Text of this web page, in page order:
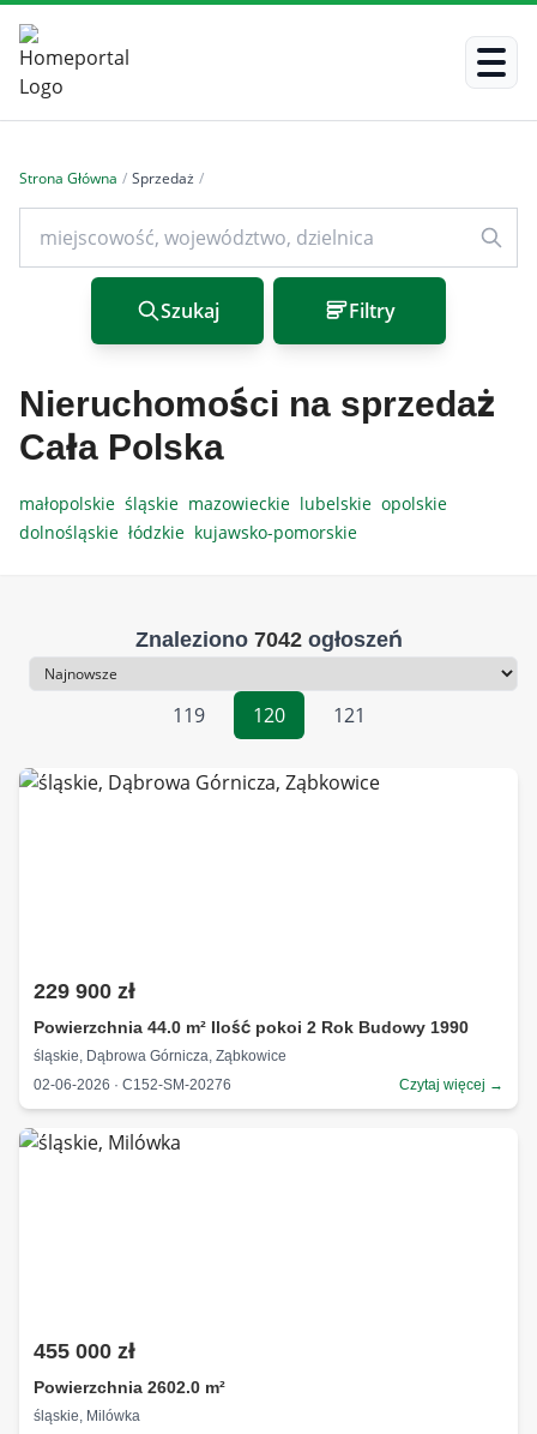
Strona Główna / Sprzedaż /
Szukaj Filtry
Nieruchomości na sprzedaż
Cała Polska
małopolskie śląskie mazowieckie lubelskie opolskie
dolnośląskie łódzkie kujawsko-pomorskie
Znaleziono 7042ogłoszeń
Sortowanie
119
120 121
229 900 zł
Powierzchnia 44.0 m² Ilość pokoi 2 Rok Budowy 1990
śląskie, Dąbrowa Górnicza, Ząbkowice
02-06-2026 · C152-SM-20276
Czytaj więcej →
455 000 zł
Powierzchnia 2602.0 m²
śląskie, Milówka